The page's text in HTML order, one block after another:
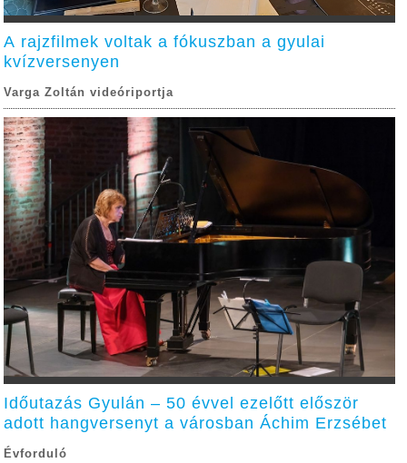
A rajzfilmek voltak a fókuszban a gyulai
kvízversenyen
Varga Zoltán videóriportja
Időutazás Gyulán – 50 évvel ezelőtt először
adott hangversenyt a városban Áchim Erzsébet
Évforduló